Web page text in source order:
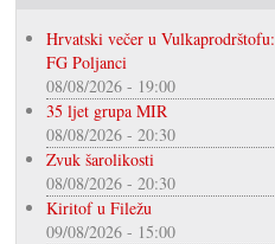
Hrvatski večer u Vulkaprodrštofu:
FG Poljanci
08/08/2026 - 19:00
35 ljet grupa MIR
08/08/2026 - 20:30
Zvuk šarolikosti
08/08/2026 - 20:30
Kiritof u Filežu
09/08/2026 - 15:00